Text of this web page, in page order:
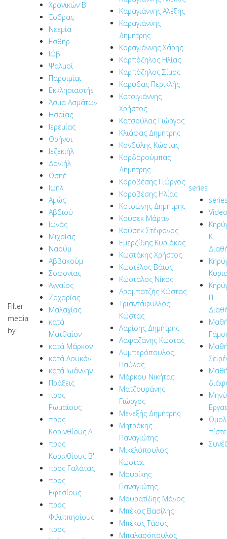
Filter
media
by:
Χρονικών Β'
Έσδρας
Νεεμία
Εσθήρ
Ιώβ
Ψαλμοί
Παροιμίαι
Εκκλησιαστήs
Άσμα Ασμάτων
Ησαΐας
Ιερεμίας
Θρήνοι
Ιεζεκιήλ
Δανιήλ
Ωσηέ
Ιωήλ
Αμώς
Αβδιού
Ιωνάς
Μιχαίας
Ναούμ
Αββακούμ
Σοφονίας
Αγγαίος
Ζαχαρίας
Μαλαχίας
κατά
Ματθαίον
κατά Μάρκον
κατά Λουκάν
κατά Ιωάννην
Πράξεις
προς
Ρωμαίους
προς
Κορινθίους Α'
προς
Κορινθίους Β'
προς Γαλάτας
προς
Εφεσίους
προς
Φιλιππησίους
προς
Καραγιάννης Αλέξης
Καραγιάννης
Δημήτρης
Καραγιάννης Χάρης
Καρπόζηλος Ηλίας
Καρπόζηλος Σίμος
Καρύδας Περικλής
Κατσιγιάννης
Χρήστος
Κατσούλας Γιώργος
Κλιάφας Δημήτρης
Κονδύλης Κώστας
Κορδορούμπας
Δημήτρης
Κοροβέσης Γιώργος
Κοροβέσης Ηλίας
Κοτσώνης Δημήτρης
Κούσεκ Μάρτιν
Κούσεκ Στέφανος
Εμερζίδης Κυριάκος
Κωστάκης Χρήστος
Κωστέλος Βάιος
Κώσταλος Νίκος
Αραμπατζής Κώστας
Τριαντάφυλλος
Κώστας
Λαρίσης Δημήτρης
Λαφαζάνης Κώστας
Λυμπερόπουλος
Παύλος
Μάρκου Νικήτας
Ματζουράνης
Γιώργος
Μενεξής Δημήτρης
Μητράκης
Παναγιώτης
Μικελόπουλος
Κώστας
Μουρίκης
Παναγιώτης
Μουρατίδης Μάνος
Μπέκος Βασίλης
Μπέκος Τάσος
Μπαλασόπουλος
series
Κ.
Π.